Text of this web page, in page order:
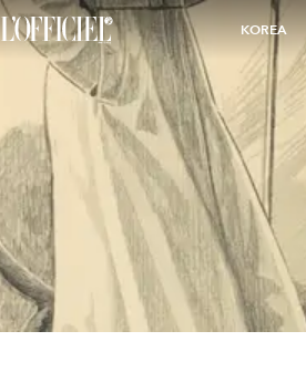
KOREA